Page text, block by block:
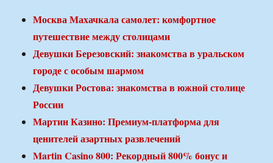
Москва Махачкала самолет: комфортное
путешествие между столицами
Девушки Березовский: знакомства в уральском
городе с особым шармом
Девушки Ростова: знакомства в южной столице
России
Мартин Казино: Премиум-платформа для
ценителей азартных развлечений
Martin Casino 800: Рекордный 800% бонус и